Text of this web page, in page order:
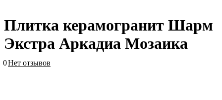
Плитка керамогранит Шарм
Экстра Аркадиа Мозаика
0Нет отзывов